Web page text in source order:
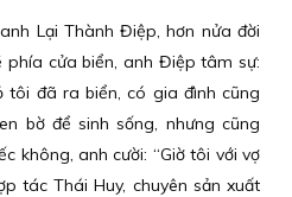
Lại Thành Điệp, hơn nửa đời
phía cửa biển, anh Điệp tâm sự:
tôi đã ra biển, có gia đình cũng
bờ để sinh sống, nhưng cũng
không, anh cười: “Giờ tôi với vợ
tác Thái Huy, chuyên sản xuất